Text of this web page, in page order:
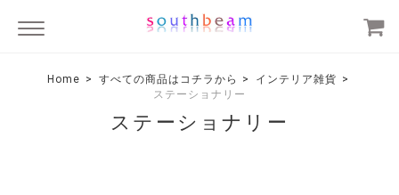
Home すべての商品はコチラから
インテリア雑貨
ステーショナリー
ステーショナリー